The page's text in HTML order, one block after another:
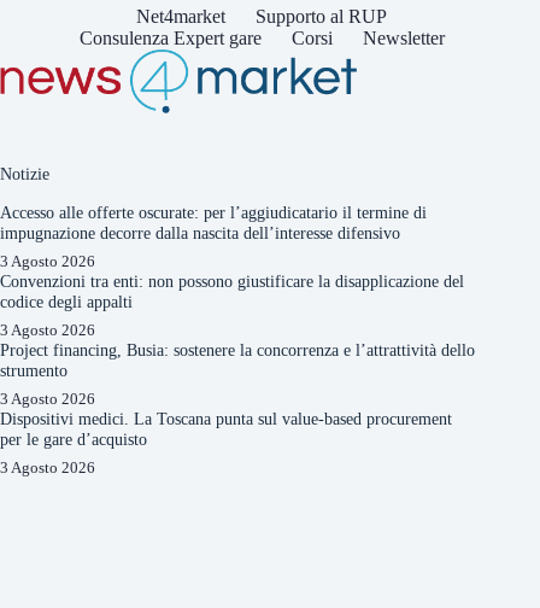
Net4market
Supporto al RUP
Consulenza Expert gare
Corsi Newsletter
Notizie
Accesso alle offerte oscurate: per l’aggiudicatario il termine di
impugnazione decorre dalla nascita dell’interesse difensivo
3 Agosto 2026
Convenzioni tra enti: non possono giustificare la disapplicazione del
codice degli appalti
3 Agosto 2026
Project financing, Busia: sostenere la concorrenza e l’attrattività dello
strumento
3 Agosto 2026
Dispositivi medici. La Toscana punta sul value-based procurement
per le gare d’acquisto
3 Agosto 2026